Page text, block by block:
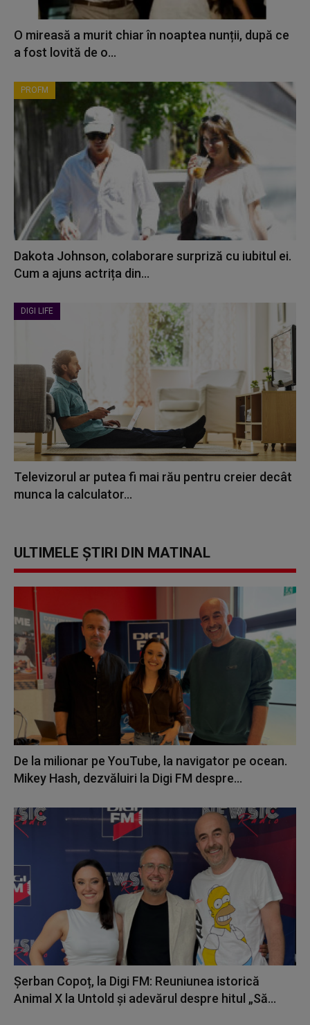
O mireasă a murit chiar în noaptea nunții, după ce
a fost lovită de o...
PROFM
Dakota Johnson, colaborare surpriză cu iubitul ei.
Cum a ajuns actrița din...
DIGI LIFE
Televizorul ar putea fi mai rău pentru creier decât
munca la calculator...
ULTIMELE ȘTIRI DIN MATINAL
De la milionar pe YouTube, la navigator pe ocean.
Mikey Hash, dezvăluiri la Digi FM despre...
Șerban Copoț, la Digi FM: Reuniunea istorică
Animal X la Untold și adevărul despre hitul „Să...